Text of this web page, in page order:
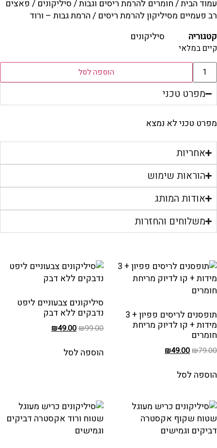
עמוד הבית/חומרים להרמת ריסים וגבות/סיליקונים / פאצים
רב פעמיים מסיליקון להרמת ריסים / הרמת גבות – ורוד
קטגוריה
סיליקונים
קיים במלאי
הוספה לסל
מפרט טכני
מפרט טכני לא נמצא
אחריות
הוראות שימוש
אודות המותג
משלוחים והחזרות
תופסנים לריסים פפיון + 3
מידות + קו לדיוק מריחת
חומרים
₪79.00
₪49.00
הוספה לסל
סיליקונים צבעוניים ליפט
נדבקים ללא דבק
₪99.00
₪49.00
הוספה לסל